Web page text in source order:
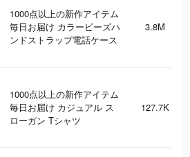
1000点以上の新作アイテム
毎日お届け カラービーズハ
ンドストラップ電話ケース
3.8M
1000点以上の新作アイテム
毎日お届け カジュアル ス
ローガン Tシャツ
127.7K